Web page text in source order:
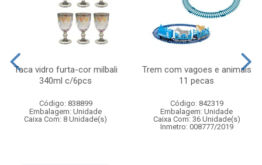
Taca vidro furta-cor milbali
340ml c/6pcs
Código: 838899
Embalagem: Unidade
Caixa Com: 8 Unidade(s)
Trem com vagoes e animais
11 pecas
Código: 842319
Embalagem: Unidade
Caixa Com: 36 Unidade(s)
Inmetro: 008777/2019